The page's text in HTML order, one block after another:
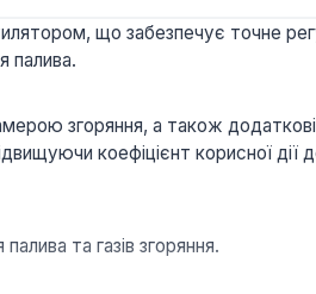
що забезпечує точне
палива.
згоряння, а також додаткові
коефіцієнт корисної
та газів згоряння.